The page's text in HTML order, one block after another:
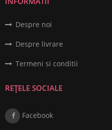
Despre noi
Despre livrare
Termeni si conditii
REȚELE SOCIALE
Facebook